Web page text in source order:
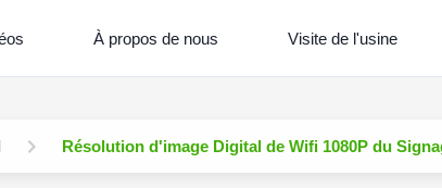
À propos de nous Visite de l'usine
Résolution d'image Digital de Wifi 1080P du